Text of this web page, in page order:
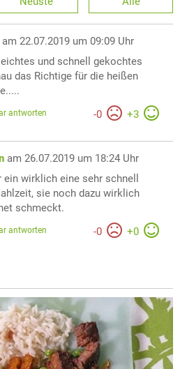
am 22.07.2019 um 09:09 Uhr
und schnell gekochtes
das Richtige für die heißen
-0 +3
antworten
am 26.07.2019 um 18:24 Uhr
ein wirklich eine sehr schnell
sie noch dazu wirklich
schmeckt.
-0 +0
antworten